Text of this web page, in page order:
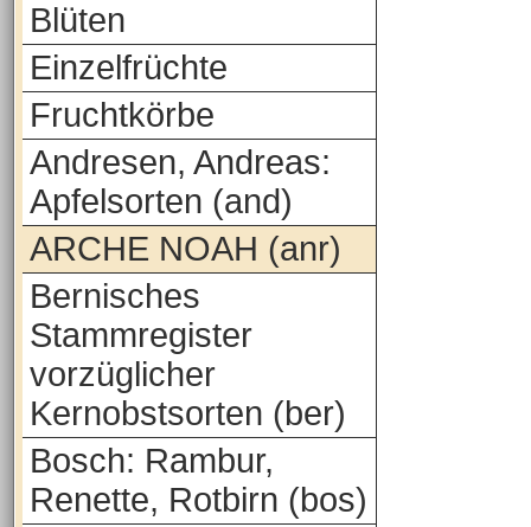
Blüten
Einzelfrüchte
Fruchtkörbe
Andresen, Andreas:
Apfelsorten (and)
ARCHE NOAH (anr)
Bernisches
Stammregister
vorzüglicher
Kernobstsorten (ber)
Bosch: Rambur,
Renette, Rotbirn (bos)